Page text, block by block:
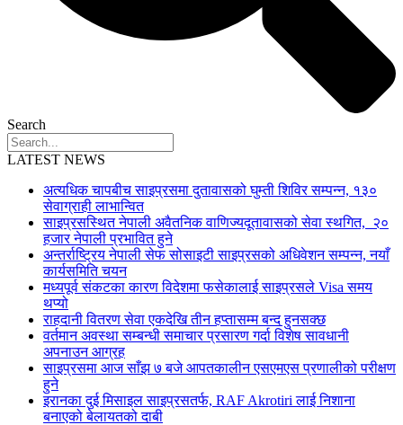
Search
LATEST NEWS
अत्यधिक चापबीच साइप्रसमा दुतावासको घुम्ती शिविर सम्पन्न, १३०
सेवाग्राही लाभान्वित
साइप्रसस्थित नेपाली अवैतनिक वाणिज्यदूतावासको सेवा स्थगित, २०
हजार नेपाली प्रभावित हुने
अन्तर्राष्ट्रिय नेपाली सेफ सोसाइटी साइप्रसको अधिवेशन सम्पन्न, नयाँ
कार्यसमिति चयन
मध्यपूर्व संकटका कारण विदेशमा फसेकालाई साइप्रसले Visa समय
थप्यो
राहदानी वितरण सेवा एकदेखि तीन हप्तासम्म बन्द हुनसक्छ
वर्तमान अवस्था सम्बन्धी समाचार प्रसारण गर्दा विशेष सावधानी
अपनाउन आग्रह
साइप्रसमा आज साँझ ७ बजे आपतकालीन एसएमएस प्रणालीको परीक्षण
हुने
इरानका दुई मिसाइल साइप्रसतर्फ, RAF Akrotiri लाई निशाना
बनाएको बेलायतको दाबी